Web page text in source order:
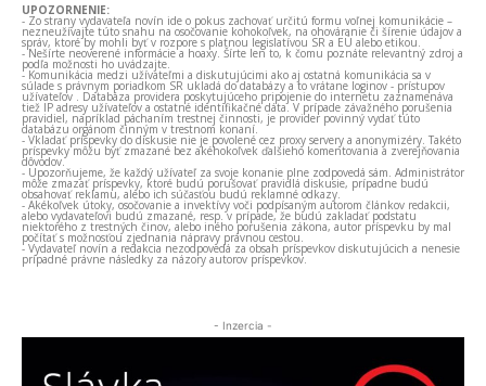
UPOZORNENIE:
- Zo strany vydavateľa novín ide o pokus zachovať určitú formu voľnej komunikácie –
nezneužívajte túto snahu na osočovanie kohokoľvek, na ohováranie či šírenie údajov a
správ, ktoré by mohli byť v rozpore s platnou legislatívou SR a EÚ alebo etikou.
- Nešírte neoverené informácie a hoaxy. Šírte len to, k čomu poznáte relevantný zdroj a
podľa možnosti ho uvádzajte.
- Komunikácia medzi užívateľmi a diskutujúcimi ako aj ostatná komunikácia sa v
súlade s právnym poriadkom SR ukladá do databázy a to vrátane loginov - prístupov
užívateľov . Databáza providera poskytujúceho pripojenie do internetu zaznamenáva
tiež IP adresy užívateľov a ostatné identifikačné dáta. V prípade závažného porušenia
pravidiel, napríklad páchaním trestnej činnosti, je provider povinný vydať túto
databázu orgánom činným v trestnom konaní.
- Vkladať príspevky do diskusie nie je povolené cez proxy servery a anonymizéry. Takéto
príspevky môžu byť zmazané bez akéhokoľvek ďalšieho komentovania a zverejňovania
dôvodov.
- Upozorňujeme, že každý užívateľ za svoje konanie plne zodpovedá sám. Administrátor
môže zmazať príspevky, ktoré budú porušovať pravidlá diskusie, prípadne budú
obsahovať reklamu, alebo ich súčasťou budú reklamné odkazy.
- Akékoľvek útoky, osočovanie a invektívy voči podpísaným autorom článkov redakcii,
alebo vydavateľovi budú zmazané, resp. v prípade, že budú zakladať podstatu
niektorého z trestných činov, alebo iného porušenia zákona, autor príspevku by mal
počítať s možnosťou zjednania nápravy právnou cestou.
- Vydavateľ novín a redakcia nezodpovedá za obsah príspevkov diskutujúcich a nenesie
prípadné právne následky za názory autorov príspevkov.
- Inzercia -